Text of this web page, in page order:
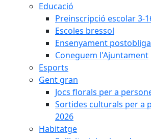
Educació
Preinscripció escolar 3-
Escoles bressol
Ensenyament
Coneguem l'Ajuntament
Esports
Gent gran
Jocs florals per a
Sortides culturals per a
2026
Habitatge